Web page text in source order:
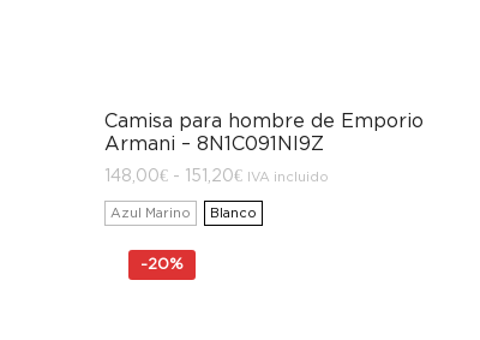
Camisa para hombre de Emporio
Armani – 8N1C091NI9Z
148,00€ - 151,20€Rango
precios:
desde
IVA incluido
Azul Marino Blanco
-20%